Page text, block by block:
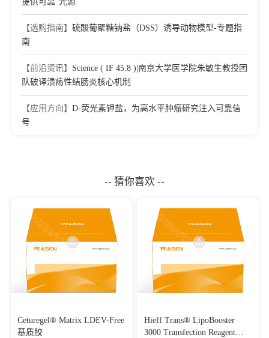
【选购指南】 硫酸葡聚糖钠盐（DSS）诱导动物模型-专题指
南
【前沿资讯】 Science ( IF 45.8 )|南京大学医学院朱敏生教授团
队破译溃疡性结肠炎核心机制
【应用方向】 D-荧光素钾盐，为高水平肿瘤研究注入可靠信
号
-- 猜你喜欢 --
Ceturegel® Matrix LDEV-Free
基质胶
Hieff Trans® LipoBooster
3000 Transfection Reagent